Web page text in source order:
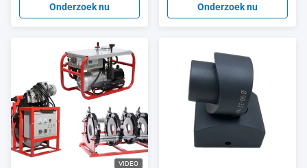
300*70*40cm
Onderzoek nu
Pijpdraadmachine Koperen
Motor, Draagbare
Onderzoek nu
VIDEO